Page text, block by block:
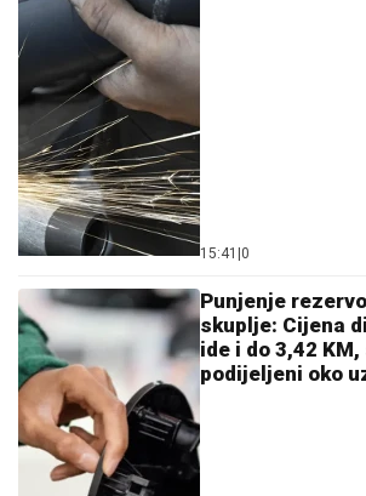
15:41 0
Punjenje
skuplje: Cijena
ide i do 3,42
podijeljeni oko